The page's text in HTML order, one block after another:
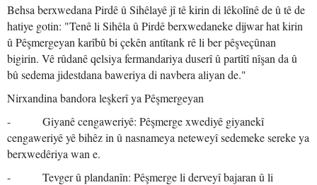
Behsa berxwedana Pirdê û Sihêlayê jî tê kirin di lêkolînê de û tê de
hatiye gotin: "Tenê li Sihêla û Pirdê berxwedaneke dijwar hat kirin
û Pêşmergeyan karîbû bi çekên antîtank rê li ber pêşveçûnan
bigirin. Vê rûdanê qelsiya fermandariya duserî û partîtî nîşan da û
bû sedema jidestdana baweriya di navbera aliyan de."
Nirxandina bandora leşkerî ya Pêşmergeyan
- Giyanê cengaweriyê: Pêşmerge xwediyê giyanekî
cengaweriyê yê bihêz in û nasnameya neteweyî sedemeke sereke ya
berxwedêriya wan e.
- Tevger û plandanîn: Pêşmerge li derveyî bajaran û li